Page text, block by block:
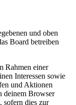
und oben
Board betreiben
Rahmen einer
Interessen sowie
und Aktionen
deinem Browser
sofern dies zur